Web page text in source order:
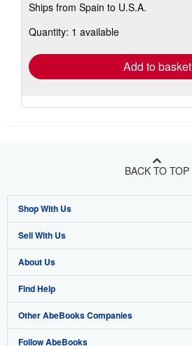
more
shipping
Ships from Spain to U.S.A.
Quantity: 1 available
Add to basket
BACK TO TOP
Shop With Us
Advanced Search
Browse Collections
My Account
My Orders
View Basket
Sell With Us
Start Selling
Join Our Affiliate Programme
Book Buyback
Refer a seller
About Us
About AbeBooks
Media
Careers
Find Help
Help
Customer Service
Other AbeBooks Companies
AbeBooks.com
Follow AbeBooks